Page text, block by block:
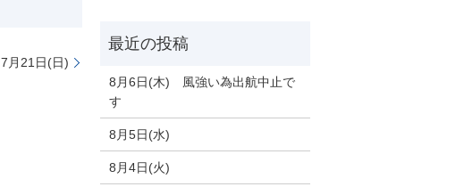
7月21日(日)
8月6日(木) 風強い為出航中止で
す
8月5日(水)
8月4日(火)